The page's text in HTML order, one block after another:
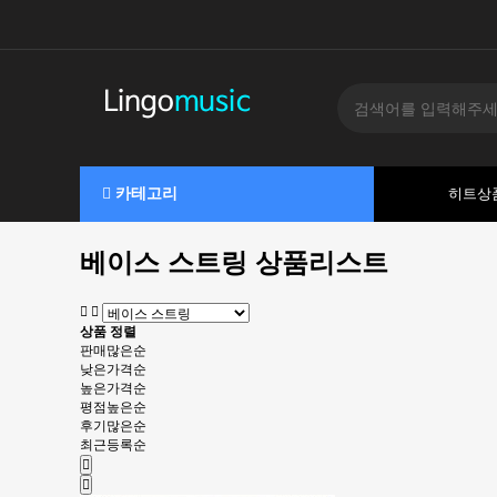
카테고리 히트상
베이스 스트링 상품리스트
상품 정렬
판매많은순
낮은가격순
높은가격순
평점높은순
후기많은순
최근등록순